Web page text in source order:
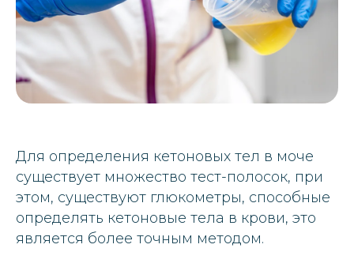
Для определения кетоновых тел в моче
существует множество тест-полосок, при
этом, существуют глюкометры, способные
определять кетоновые тела в крови, это
является более точным методом.